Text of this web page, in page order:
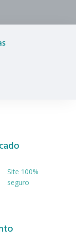
Site 100%
seguro